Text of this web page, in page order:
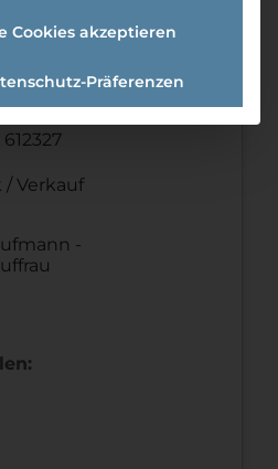
/ Verkauf
-
Cookies akzeptieren
Präferenzen